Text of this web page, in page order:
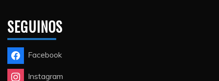
SEGUINOS
Facebook
Instagram